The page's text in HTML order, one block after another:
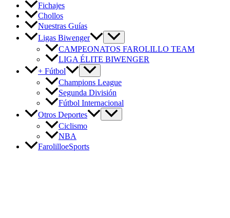
Fichajes
Chollos
Nuestras Guías
Ligas Biwenger
CAMPEONATOS FAROLILLO TEAM
LIGA ÉLITE BIWENGER
+ Fútbol
Champions League
Segunda División
Fútbol Internacional
Otros Deportes
Ciclismo
NBA
FarolilloeSports